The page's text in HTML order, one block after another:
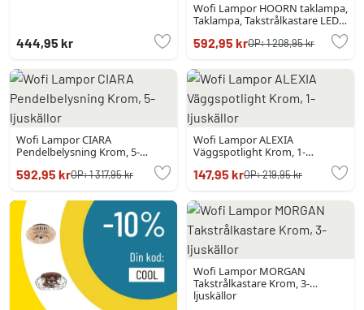
444,95 kr
Wofi Lampor HOORN taklampa,
Taklampa, Takstrålkastare LED
592,95 krOP:1 208,95 kr
Wofi Lampor CIARA
Pendelbelysning Krom, 5-
592,95 krOP:1 317,95 kr
Wofi Lampor ALEXIA
Väggspotlight Krom, 1-
147,95 krOP:219,95 kr
Wofi Lampor MORGAN
Takstrålkastare Krom, 3-
ljuskällor